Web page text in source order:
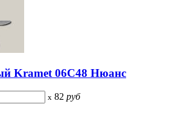
Kramet 06С48 Нюанс
x 82 руб